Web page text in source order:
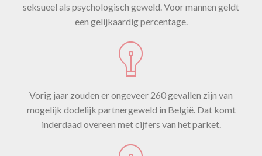
seksueel als psychologisch geweld. Voor mannen geldt
een gelijkaardig percentage.
Vorig jaar zouden er ongeveer 260 gevallen zijn van
mogelijk dodelijk partnergeweld in België. Dat komt
inderdaad overeen met cijfers van het parket.